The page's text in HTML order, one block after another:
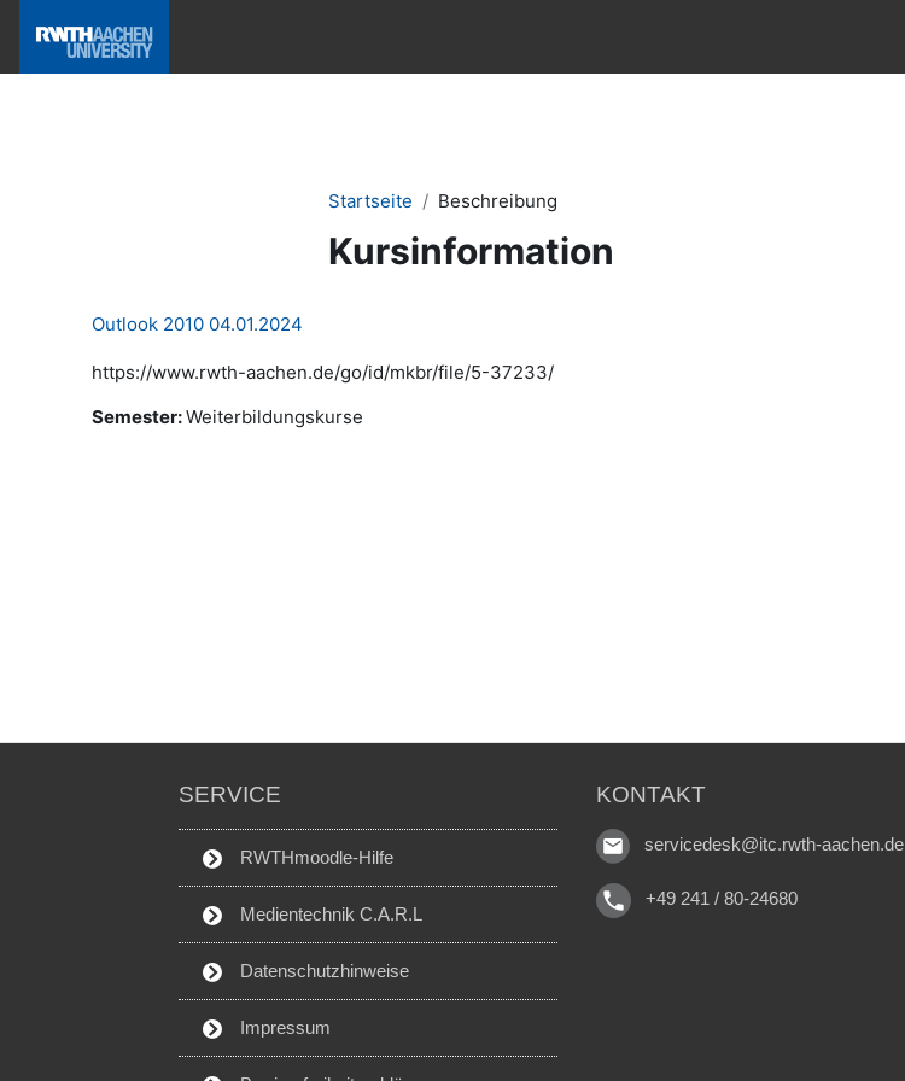
Startseite Beschreibung
Kursinformation
Outlook 2010 04.01.2024
https://www.rwth-aachen.de/go/id/mkbr/file/5-37233/
Semester:Weiterbildungskurse
SERVICE
RWTHmoodle-Hilfe
Medientechnik C.A.R.L
Datenschutzhinweise
Impressum
KONTAKT
servicedesk@itc.rwth-aachen.de
+49 241 / 80-24680